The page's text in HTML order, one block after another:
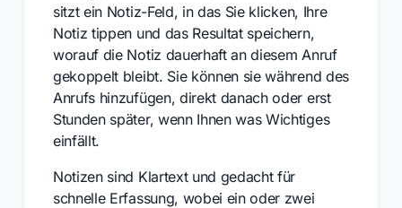
sitzt ein Notiz-Feld, in das Sie klicken, Ihre
Notiz tippen und das Resultat speichern,
worauf die Notiz dauerhaft an diesem Anruf
gekoppelt bleibt. Sie können sie während des
Anrufs hinzufügen, direkt danach oder erst
Stunden später, wenn Ihnen was Wichtiges
einfällt.
Notizen sind Klartext und gedacht für
schnelle Erfassung, wobei ein oder zwei